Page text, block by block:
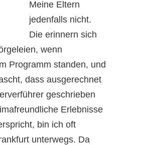
Meine Eltern
jedenfalls nicht.
Die erinnern sich
wenn
Programm standen, und
dass ausgerechnet
geschrieben
Erlebnisse
bin ich oft
unterwegs. Da